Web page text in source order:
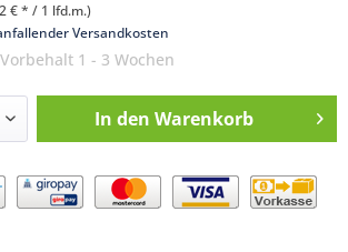
€ * / 1 lfd.m.)
Versandkosten
1 - 3 Wochen
In den Warenkorb